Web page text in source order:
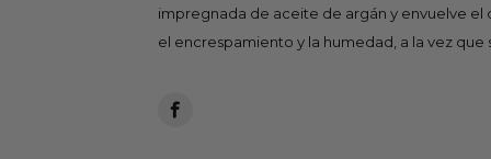
impregnada de aceite de argán y envuelve
el encrespamiento y la humedad, a la vez